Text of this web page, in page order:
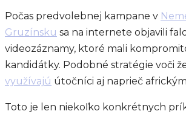
Počas predvolebnej kampane v
Gruzínsku sa na internete objavili
videozáznamy, ktoré mali
kandidátky. Podobné stratégie voči
využívajú útočníci aj naprieč
Toto je len niekoľko konkrétnych